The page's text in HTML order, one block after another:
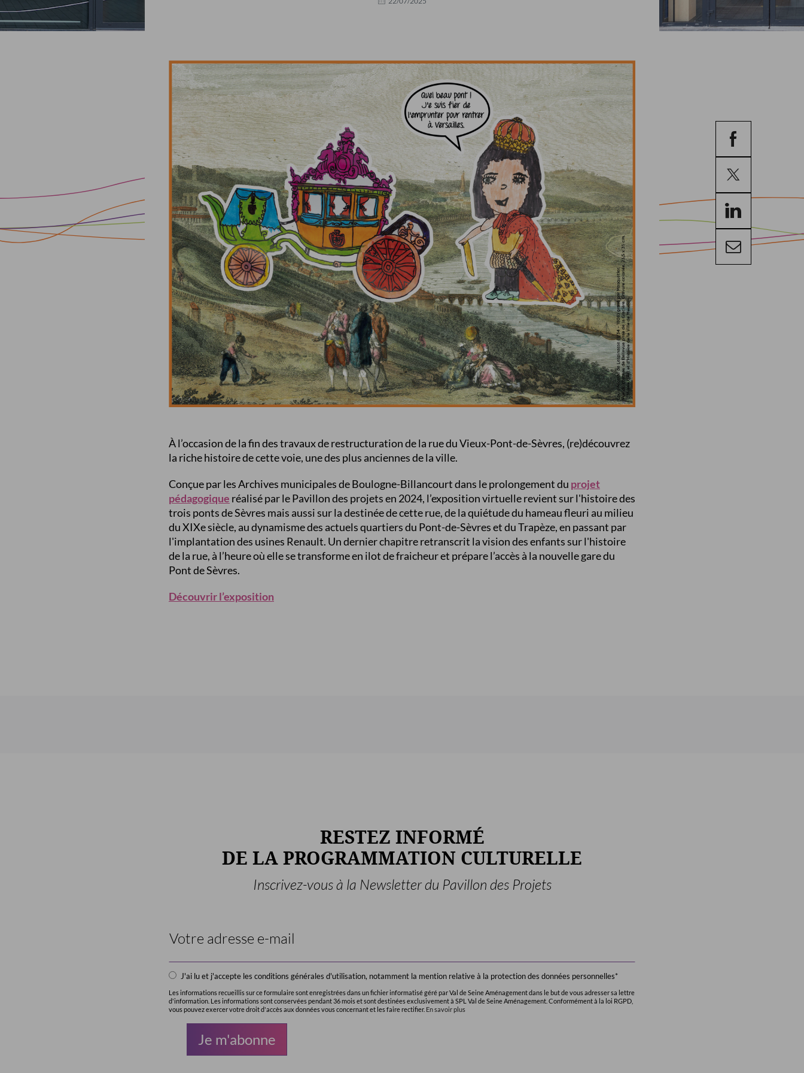
À l’occasion de la fin des travaux de restructuration de la rue du Vieux-Pont-de-Sèvres, (re)découvrez
la riche histoire de cette voie, une des plus anciennes de la ville.
Conçue par les Archives municipales de Boulogne-Billancourt dans le prolongement du projet
pédagogique réalisé par le Pavillon des projets en 2024, l’exposition virtuelle revient sur l'histoire des
trois ponts de Sèvres mais aussi sur la destinée de cette rue, de la quiétude du hameau fleuri au milieu
du XIXe siècle, au dynamisme des actuels quartiers du Pont-de-Sèvres et du Trapèze, en passant par
l'implantation des usines Renault. Un dernier chapitre retranscrit la vision des enfants sur l'histoire
de la rue, à l’heure où elle se transforme en ilot de fraicheur et prépare l’accès à la nouvelle gare du
Pont de Sèvres.
Découvrir l’exposition
RESTEZ INFORMÉ
DE LA PROGRAMMATION CULTURELLE
Inscrivez-vous à la Newsletter du Pavillon des Projets
Email
J'ai lu et j'accepte les conditions générales d'utilisation, notamment la mention relative à la protection des données personnelles*
Les informations recueillis sur ce formulaire sont enregistrées dans un fichier informatisé géré par Val de Seine Aménagement dans le but de vous adresser sa lettre
d'information. Les informations sont conservées pendant 36 mois et sont destinées exclusivement à SPL Val de Seine Aménagement. Conformément à la loi RGPD,
vous pouvez exercer votre droit d'accès aux données vous concernant et les faire rectifier. En savoir plus